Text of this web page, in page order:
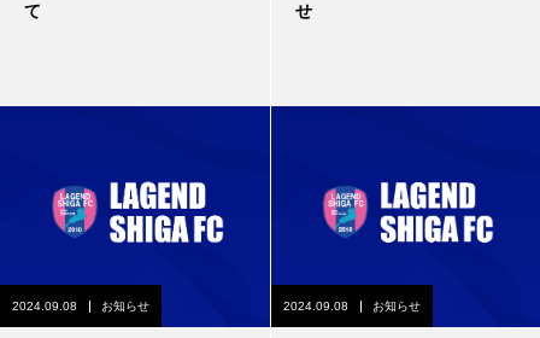
て
せ
2024.09.08 お知らせ 2024.09.08 お知らせ